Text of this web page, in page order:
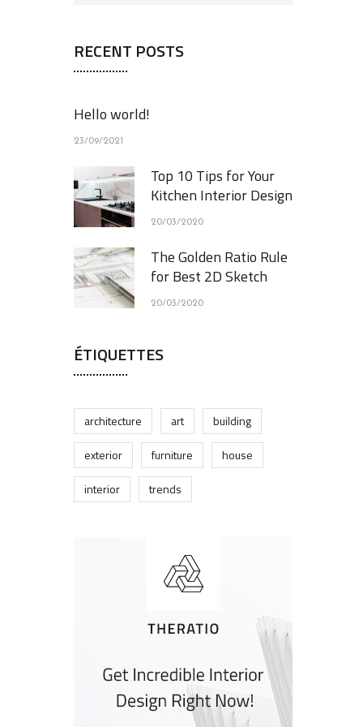
RECENT POSTS
Hello world!
23/09/2021
Top 10 Tips for Your
Kitchen Interior Design
20/03/2020
The Golden Ratio Rule
for Best 2D Sketch
20/03/2020
ÉTIQUETTES
architecture art
building
exterior
furniture
house
interior
trends